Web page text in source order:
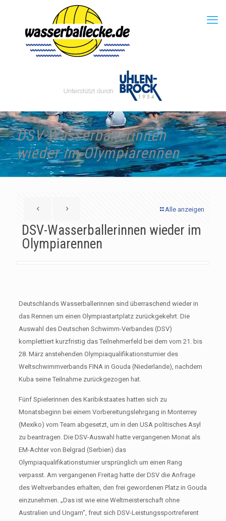
DSV-Wasserballerinnen
wieder im Olympiarennen
Alle anzeigen
DSV-Wasserballerinnen wieder im
Olympiarennen
Deutschlands Wasserballerinnen sind überraschend wieder in
das Rennen um einen Olympiastartplatz zurückgekehrt. Die
Auswahl des Deutschen Schwimm-Verbandes (DSV)
komplettiert kurzfristig das Teilnehmerfeld bei dem vom 21. bis
28. März anstehenden Olympiaqualifikationsturnier des
Weltschwimmverbands FINA in Gouda (Niederlande), nachdem
Kuba seine Teilnahme zurückgezogen hat.
Fünf Spielerinnen des Karibikstaates hatten sich zu
Monatsbeginn bei einem Vorbereitungslehrgang in Monterrey
(Mexiko) vom Team abgesetzt, um in den USA politisches Asyl
zu beantragen. Die DSV-Auswahl hatte vergangenen Monat als
EM-Achter von Belgrad (Serbien) das
Olympiaqualifikationsturnier ursprünglich um einen Rang
verpasst. Am vergangenen Freitag hatte der DSV die Anfrage
des Weltverbandes erhalten, den frei gewordenen Platz in Gouda
einzunehmen. „Das ist wie eine Weltmeisterschaft ohne
Australien und Ungarn“, freut sich DSV-Leistungssportreferent